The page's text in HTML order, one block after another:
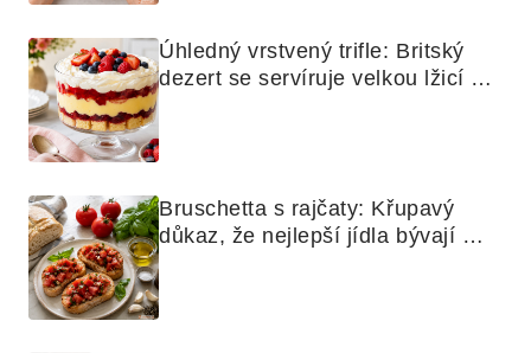
Úhledný vrstvený trifle: Britský
dezert se servíruje velkou lžicí
Bruschetta s rajčaty: Křupavý
důkaz, že nejlepší jídla bývají